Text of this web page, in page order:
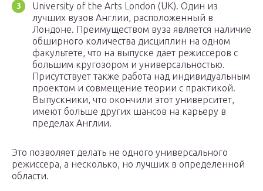
University of the Arts London (UK). Один из
лучших вузов Англии, расположенный в
Лондоне. Преимуществом вуза является наличие
обширного количества дисциплин на одном
факультете, что на выпуске дает режиссеров с
большим кругозором и универсальностью.
Присутствует также работа над индивидуальным
проектом и совмещение теории с практикой.
Выпускники, что окончили этот университет,
имеют больше других шансов на карьеру в
пределах Англии.
Это позволяет делать не одного универсального
режиссера, а несколько, но лучших в определенной
области.